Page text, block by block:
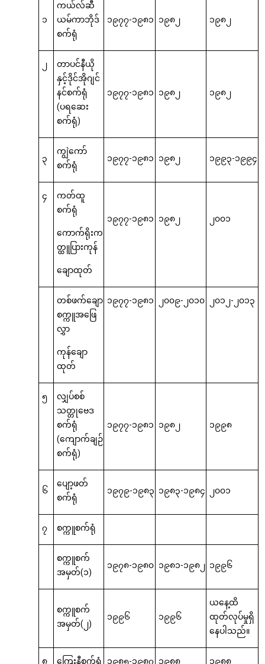
၁
ကယ်လ်ဆီ
ယမ်ကာဘိုဒ်
စက်ရုံ
၁၉၇၇-၁၉၈၁ ၁၉၈၂ ၁၉၈၂
၂
တာပင်နီယို
နှင့်ဒိုင်အိုဂျင်
နင်စက်ရုံ
(ပရဆေး
စက်ရုံ)
၁၉၇၇-၁၉၈၁ ၁၉၈၂ ၁၉၈၂
၃
ကျွဲကော်
စက်ရုံ
၁၉၇၇-၁၉၈၁ ၁၉၈၂ ၁၉၉၃-၁၉၉၄
၄
ကတ်ထူ
စက်ရုံ
ကောက်ရိုးက
တ္ထူပြားကုန်
ချောထုတ်
၁၉၇၇-၁၉၈၁ ၁၉၈၂ ၂၀၀၁
တစ်ဖက်ချော
စက္ကူအဖြေ
လွှာ
ကုန်ချော
ထုတ်
၁၉၇၇-၁၉၈၁ ၂၀၀၉-၂၀၁၀ ၂၀၁၂-၂၀၁၃
၅
လျှပ်စစ်
သတ္တုဗေဒ
စက်ရုံ
(ကျောက်ချဉ်
စက်ရုံ)
၁၉၇၇-၁၉၈၁ ၁၉၈၂ ၁၉၉၈
၆
ပျော့ဖတ်
စက်ရုံ
၁၉၇၉-၁၉၈၃ ၁၉၈၃-၁၉၈၄ ၂၀၀၁
၇ စက္ကူစက်ရုံ
စက္ကူစက်
အမှတ်(၁)
၁၉၇၈-၁၉၈၀ ၁၉၈၁-၁၉၈၂ ၁၉၉၆
စက္ကူစက်
အမှတ်(၂)
၁၉၉၆ ၁၉၉၆
ယနေ့ထိ
ထုတ်လုပ်မှုရှိ
နေပါသည်။
၈ ကြေးနီစက်ရုံ ၁၉၈၅-၁၉၈၇ ၁၉၈၈ ၁၉၈၈